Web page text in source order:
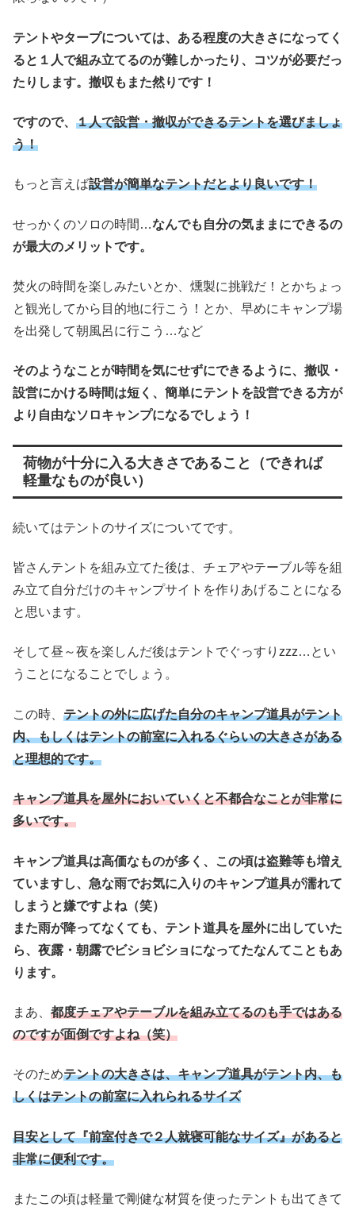
テントやタープについては、ある程度の大きさになってく
ると１人で組み立てるのが難しかったり、コツが必要だっ
たりします。撤収もまた然りです！
ですので、 １人で設営・撤収ができるテントを選びましょ
う！
もっと言えば設営が簡単なテントだとより良いです！
せっかくのソロの時間…なんでも自分の気ままにできるの
が最大のメリットです。
焚火の時間を楽しみたいとか、燻製に挑戦だ！とかちょっ
と観光してから目的地に行こう！とか、早めにキャンプ場
を出発して朝風呂に行こう…など
そのようなことが時間を気にせずにできるように、撤収・
設営にかける時間は短く、簡単にテントを設営できる方が
より自由なソロキャンプになるでしょう！
荷物が十分に入る大きさであること（できれば
軽量なものが良い）
続いてはテントのサイズについてです。
皆さんテントを組み立てた後は、チェアやテーブル等を組
み立て自分だけのキャンプサイトを作りあげることになる
と思います。
そして昼～夜を楽しんだ後はテントでぐっすりzzz…とい
うことになることでしょう。
この時、 テントの外に広げた自分のキャンプ道具がテント
内、もしくはテントの前室に入れるぐらいの大きさがある
と理想的です。
キャンプ道具を屋外においていくと不都合なことが非常に
多いです。
キャンプ道具は高価なものが多く、この頃は盗難等も増え
ていますし、急な雨でお気に入りのキャンプ道具が濡れて
しまうと嫌ですよね（笑）
また雨が降ってなくても、テント道具を屋外に出していた
ら、夜露・朝露でビショビショになってたなんてこともあ
ります。
まあ、 都度チェアやテーブルを組み立てるのも手ではある
のですが面倒ですよね（笑）
そのためテントの大きさは、キャンプ道具がテント内、も
しくはテントの前室に入れられるサイズ
目安として『前室付きで２人就寝可能なサイズ』があると
非常に便利です。
またこの頃は軽量で剛健な材質を使ったテントも出てきて